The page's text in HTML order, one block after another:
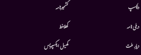
دلچسپ
دہلی نامہ
دیارِ ملت
کشمیرنامہ
کھلاخط
کھیل ایکسپریس